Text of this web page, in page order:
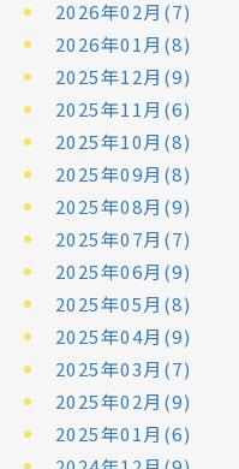
2026年02月(7)
2026年01月(8)
2025年12月(9)
2025年11月(6)
2025年10月(8)
2025年09月(8)
2025年08月(9)
2025年07月(7)
2025年06月(9)
2025年05月(8)
2025年04月(9)
2025年03月(7)
2025年02月(9)
2025年01月(6)